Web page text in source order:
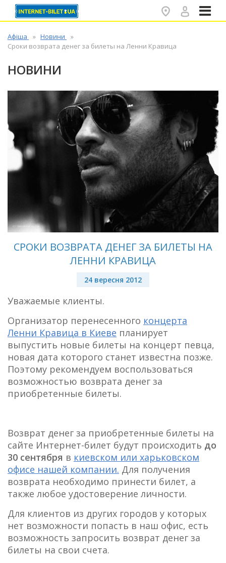
Афіша
Новини
Сроки возврата денег за билеты на Ленни Кравица
НОВИНИ
СРОКИ ВОЗВРАТА ДЕНЕГ ЗА БИЛЕТЫ НА
ЛЕННИ КРАВИЦА
24 вересня 2012
Уважаемые клиенты.
Организатор перенесенного концерта
Ленни Кравица в Киеве планирует
выпустить новые билеты на концерт певца,
новая дата которого станет известна позже.
Поэтому рекомендуем воспользоваться
возможностью возврата денег за
приобретенные билеты.
Возврат денег за приобретенные билеты на
сайте Интернет-билет будут происходить до
30 сентября в киевском или харьковском
офисе нашей компании. Для получения
возврата необходимо принести билет, а
также любое удостоверение личности.
Для клиентов из других городов у которых
нет возможности попасть в наш офис, есть
возможность запросить возврат денег за
билеты на свои счета.